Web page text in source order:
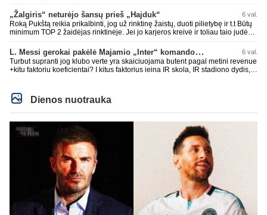
„Žalgiris“ neturėjo šansų prieš „Hajduk“ 6 val.
Roką Pukštą reikia prikalbinti, jog už rinktinę žaistų, duoti pilietybę ir t.t Būtų
minimum TOP 2 žaidėjas rinktinėje. Jei jo karjeros kreivė ir toliau taio judės,
L. Messi gerokai pakėlė Majamio „Inter“ komandos vertę 6 val.
Turbut supranti jog klubo verte yra skaiciuojama butent pagal metini revenue
+kitu faktoriu koeficientai? I kitus faktorius ieina IR skola, IR stadiono dydis,
milzinisko klubo vertes suoli siemet. Be to, tie 200 pamineti cia yra visiskai
on-point, jeigu jau musu mylimas D. prasneko apie klubo vertes kelima, arba
CR atveju - numusima.
Dienos nuotrauka